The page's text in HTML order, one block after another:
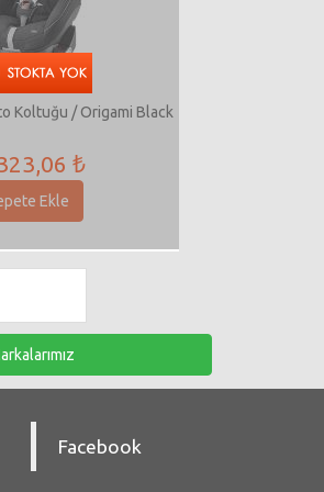
Koltuğu / Origami Black
₺
Ekle
Facebook